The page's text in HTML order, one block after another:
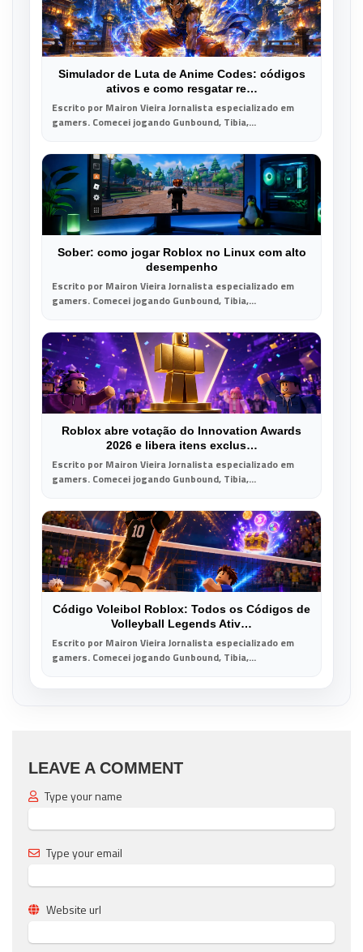
Simulador de Luta de Anime Codes: códigos
ativos e como resgatar re…
Escrito por Mairon Vieira Jornalista especializado em
gamers. Comecei jogando Gunbound, Tibia,...
Sober: como jogar Roblox no Linux com alto
desempenho
Escrito por Mairon Vieira Jornalista especializado em
gamers. Comecei jogando Gunbound, Tibia,...
Roblox abre votação do Innovation Awards
2026 e libera itens exclus…
Escrito por Mairon Vieira Jornalista especializado em
gamers. Comecei jogando Gunbound, Tibia,...
Código Voleibol Roblox: Todos os Códigos de
Volleyball Legends Ativ…
Escrito por Mairon Vieira Jornalista especializado em
gamers. Comecei jogando Gunbound, Tibia,...
LEAVE A COMMENT
Type your name
Type your email
Website url